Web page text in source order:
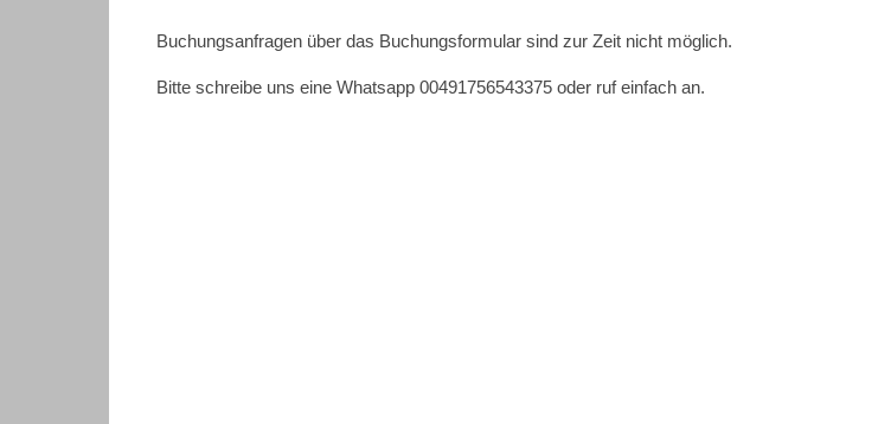
Buchungsanfragen über das Buchungsformular sind zur Zeit nicht möglich.
Bitte schreibe uns eine Whatsapp 00491756543375 oder ruf einfach an.